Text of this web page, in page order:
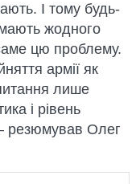
І тому будь-
жодного
цю проблему.
армії як
лише
і рівень
резюмував Олег